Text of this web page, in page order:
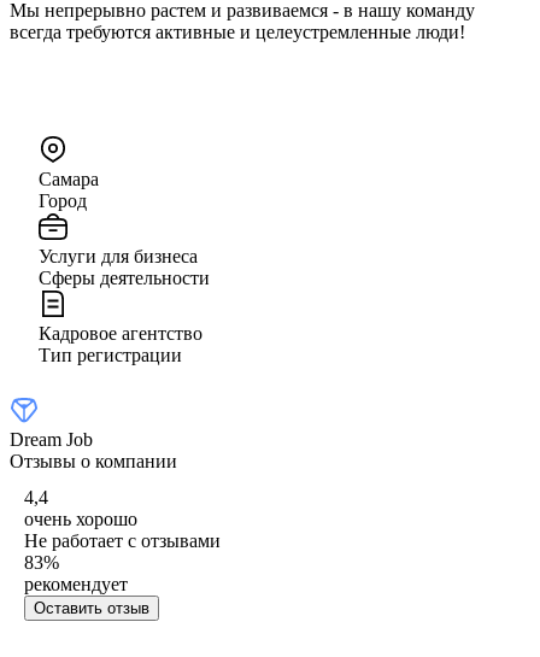
Мы непрерывно растем и развиваемся - в нашу команду
всегда требуются активные и целеустремленные люди!
Самара
Город
Услуги для бизнеса
Сферы деятельности
Кадровое агентство
Тип регистрации
Dream Job
Отзывы о компании
4,4
очень хорошо
Не работает с отзывами
83%
рекомендует
Оставить отзыв